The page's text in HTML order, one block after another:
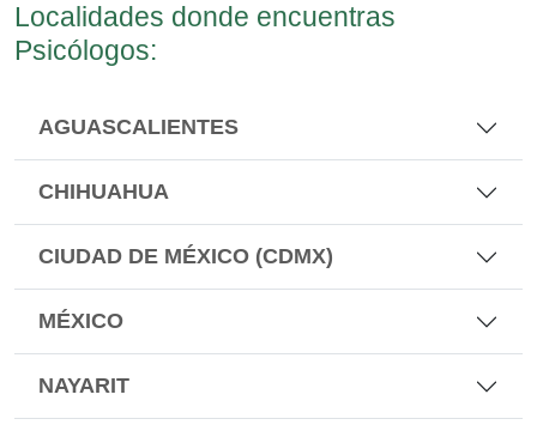
Localidades donde encuentras
Psicólogos:
AGUASCALIENTES
CHIHUAHUA
CIUDAD DE MÉXICO (CDMX)
MÉXICO
NAYARIT